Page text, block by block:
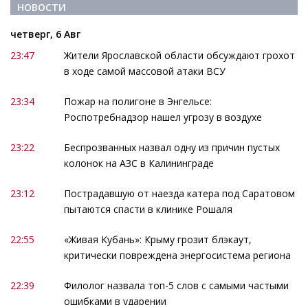
НОВОСТИ
четверг, 6 Авг
23:47
Жители Ярославской области обсуждают грохот
в ходе самой массовой атаки ВСУ
23:34
Пожар на полигоне в Энгельсе:
Роспотребнадзор нашел угрозу в воздухе
23:22
Беспрозванных назвал одну из причин пустых
колонок на АЗС в Калининграде
23:12
Пострадавшую от наезда катера под Саратовом
пытаются спасти в клинике Рошаля
22:55
«Живая Кубань»: Крыму грозит блэкаут,
критически повреждена энергосистема региона
22:39
Филолог назвала топ-5 слов с самыми частыми
ошибками в ударении